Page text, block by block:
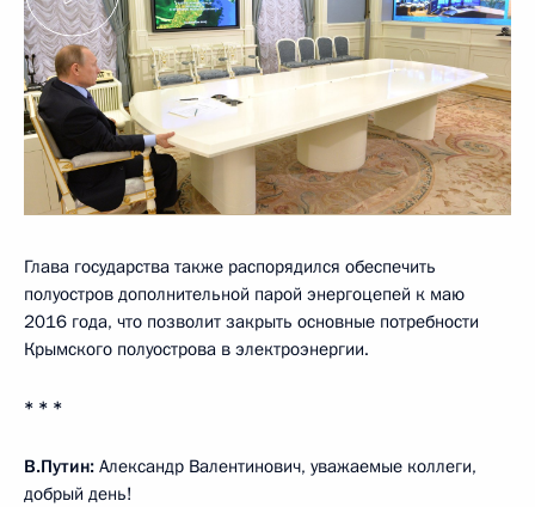
Глава государства также распорядился обеспечить
полуостров дополнительной парой энергоцепей к маю
2016 года, что позволит закрыть основные потребности
Крымского полуострова в электроэнергии.
* * *
В.Путин: Александр Валентинович, уважаемые коллеги,
добрый день!